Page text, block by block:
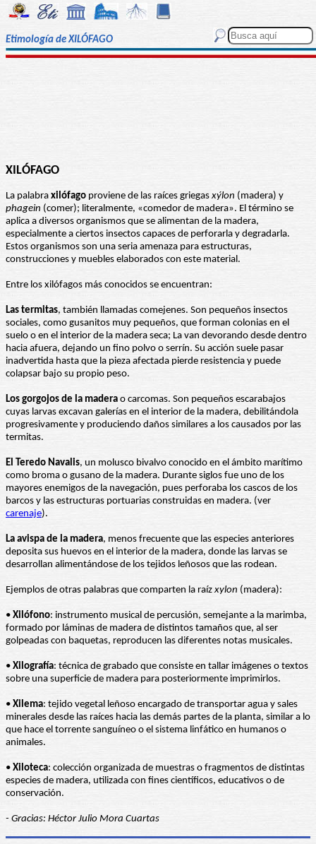
Etimología de XILÓFAGO
XILÓFAGO
La palabra xilófago proviene de las raíces griegasxýlon (madera) y
phagein (comer); literalmente, «comedor de madera». El término se
aplica a diversos organismos que se alimentan de la madera,
especialmente a ciertos insectos capaces de perforarla y degradarla.
Estos organismos son una seria amenaza para estructuras,
construcciones y muebles elaborados con este material.
Entre los xilófagos más conocidos se encuentran:
Las termitas, también llamadas comejenes. Son pequeños insectos
sociales, como gusanitos muy pequeños, que forman colonias en el
suelo o en el interior de la madera seca; La van devorando desde dentro
hacia afuera, dejando un fino polvo o serrín. Su acción suele pasar
inadvertida hasta que la pieza afectada pierde resistencia y puede
colapsar bajo su propio peso.
Los gorgojos de la madera o carcomas. Son pequeños escarabajos
cuyas larvas excavan galerías en el interior de la madera, debilitándola
progresivamente y produciendo daños similares a los causados por las
termitas.
El Teredo Navalis, un molusco bivalvo conocido en el ámbito marítimo
como broma o gusano de la madera. Durante siglos fue uno de los
mayores enemigos de la navegación, pues perforaba los cascos de los
barcos y las estructuras portuarias construidas en madera. (ver
carenaje).
La avispa de la madera, menos frecuente que las especies anteriores
deposita sus huevos en el interior de la madera, donde las larvas se
desarrollan alimentándose de los tejidos leñosos que las rodean.
Ejemplos de otras palabras que comparten la raíz xylon (madera):
• Xilófono: instrumento musical de percusión, semejante a la marimba,
formado por láminas de madera de distintos tamaños que, al ser
golpeadas con baquetas, reproducen las diferentes notas musicales.
• Xilografía: técnica de grabado que consiste en tallar imágenes o textos
sobre una superficie de madera para posteriormente imprimirlos.
• Xilema: tejido vegetal leñoso encargado de transportar agua y sales
minerales desde las raíces hacia las demás partes de la planta, similar a lo
que hace el torrente sanguíneo o el sistema linfático en humanos o
animales.
• Xiloteca: colección organizada de muestras o fragmentos de distintas
especies de madera, utilizada con fines científicos, educativos o de
conservación.
- Gracias: Héctor Julio Mora Cuartas